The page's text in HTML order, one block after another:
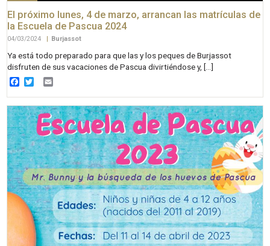
El próximo lunes, 4 de marzo, arrancan las matrículas de
la Escuela de Pascua 2024
04/03/2024 | Burjassot
Ya está todo preparado para que las y los peques de Burjassot
disfruten de sus vacaciones de Pascua divirtiéndose y, […]
Facebook
Twitter